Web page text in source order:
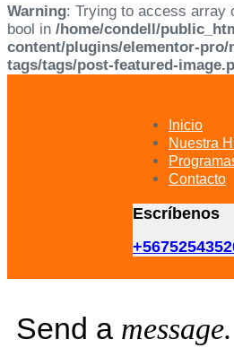
Warning: Trying to access array
bool in /home/condell/
content/plugins/elementor-pro/
tags/tags/post-featured-
Inicio
Nuestra
Contacto
Escríbenos
Send a message.